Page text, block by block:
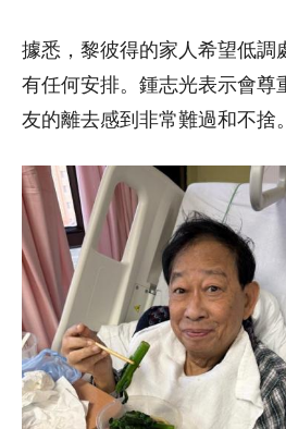
據悉，黎彼得的家人希望低調
有任何安排。鍾志光表示會尊
友的離去感到非常難過和不捨。